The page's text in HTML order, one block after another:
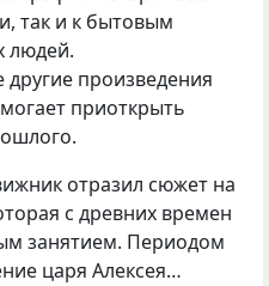
так и к бытовым
людей.
другие произведения
приоткрыть
отразил сюжет на
с древних времен
занятием. Периодом
царя Алексея…